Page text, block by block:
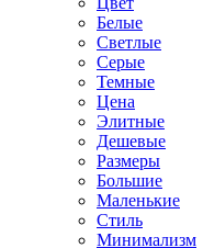
Белые
Светлые
Серые
Темные
Цена
Элитные
Дешевые
Размеры
Большие
Маленькие
Стиль
Минимализм